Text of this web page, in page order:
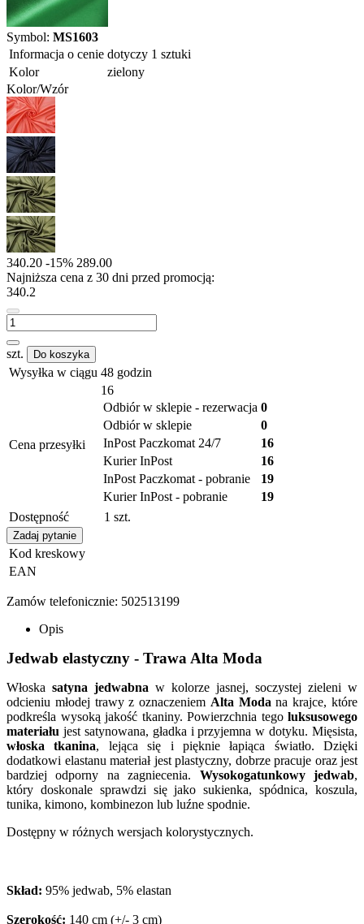
Symbol: MS1603
Informacja o cenie dotyczy 1 sztuki
Kolor
zielony
Kolor/Wzór
340.20 -15% 289.00
Najniższa cena z 30 dni przed promocją:
340.2
szt. Do koszyka
Wysyłka w ciągu 48 godzin
Cena przesyłki
16
Odbiór w sklepie - rezerwacja 0
Odbiór w sklepie
0
InPost Paczkomat 24/7
16
Kurier InPost
16
InPost Paczkomat - pobranie
19
Kurier InPost - pobranie
19
Dostępność
1 szt.
Zadaj pytanie
Kod kreskowy
EAN
Zamów telefonicznie: 502513199
Opis
Jedwab elastyczny - Trawa Alta Moda
Włoska satyna jedwabna w kolorze jasnej, soczystej zieleni w
odcieniu młodej trawy z oznaczeniem Alta Modana krajce, które
podkreśla wysoką jakość tkaniny. Powierzchnia tego luksusowego
materiału jest satynowana, gładka i przyjemna w dotyku. Mięsista,
włoska tkanina, lejąca się i pięknie łapiąca światło. Dzięki
dodatkowi elastanu materiał jest plastyczny, dobrze pracuje oraz jest
bardziej odporny na zagniecenia. Wysokogatunkowy jedwab,
który doskonale sprawdzi się jako sukienka, spódnica, koszula,
tunika, kimono, kombinezon lub luźne spodnie.
Dostępny w różnych wersjach kolorystycznych.
Skład: 95% jedwab, 5% elastan
Szerokość: 140 cm (+/- 3 cm)